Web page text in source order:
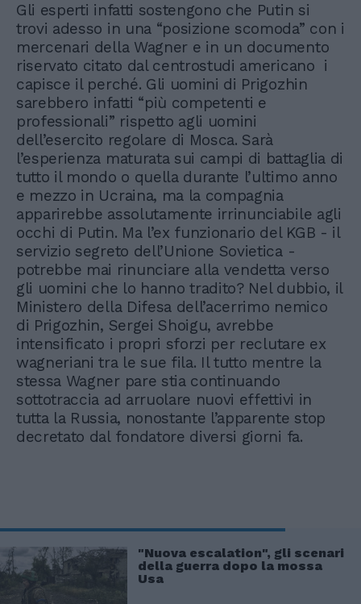
Gli esperti infatti sostengono che Putin si
trovi adesso in una “posizione scomoda” con i
mercenari della Wagner e in un documento
riservato citato dal centrostudi americano i
capisce il perché. Gli uomini di Prigozhin
sarebbero infatti “più competenti e
professionali” rispetto agli uomini
dell’esercito regolare di Mosca. Sarà
l’esperienza maturata sui campi di battaglia di
tutto il mondo o quella durante l’ultimo anno
e mezzo in Ucraina, ma la compagnia
apparirebbe assolutamente irrinunciabile agli
occhi di Putin. Ma l’ex funzionario del KGB - il
servizio segreto dell’Unione Sovietica -
potrebbe mai rinunciare alla vendetta verso
gli uomini che lo hanno tradito? Nel dubbio, il
Ministero della Difesa dell’acerrimo nemico
di Prigozhin, Sergei Shoigu, avrebbe
intensificato i propri sforzi per reclutare ex
wagneriani tra le sue fila. Il tutto mentre la
stessa Wagner pare stia continuando
sottotraccia ad arruolare nuovi effettivi in
tutta la Russia, nonostante l’apparente stop
decretato dal fondatore diversi giorni fa.
"Nuova escalation", gli scenari
della guerra dopo la mossa
Usa